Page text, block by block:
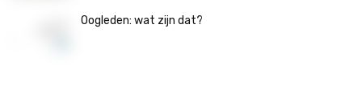
Oogleden: wat zijn dat?